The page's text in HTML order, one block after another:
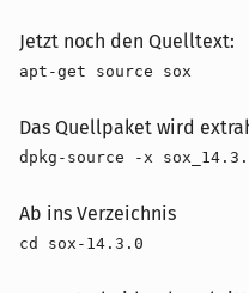
Jetzt noch den Quelltext:
apt-get source sox
Das Quellpaket wird
dpkg-source -x
Ab ins Verzeichnis
cd sox-14.3.0